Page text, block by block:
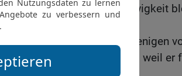
24 er aber hat, weil er in Ewigkeit
Daher kann er auch diejenigen
durch ihn zu Gott kommen, weil